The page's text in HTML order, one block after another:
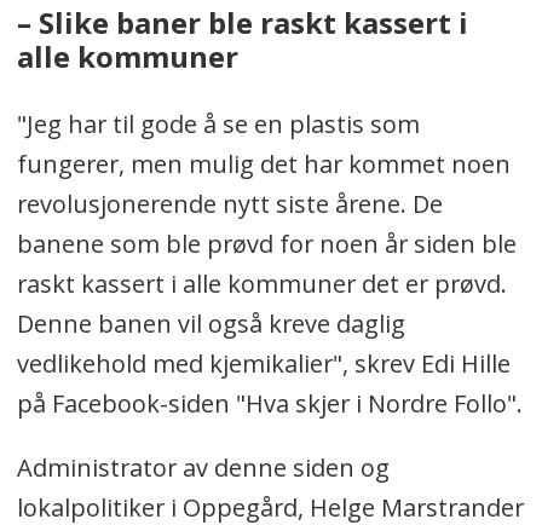
Kolbotn sentrum lørdag 2. mars.
Skøytebanen har en plastoverflate på
200 kvadratmeter, som består av
mindre plater som er montert
sammen som et puslespill.
Må behandles daglig med
smøremiddel.
Levert av Unisport Scandinavia AS.
Budsjettet for prosjektet er på
680.000 kroner, som inkluderer
skøytebanen, trærne rundt og
belysningen, samt montering.
– Slike baner ble raskt kassert i
alle kommuner
"Jeg har til gode å se en plastis som
fungerer, men mulig det har kommet noen
revolusjonerende nytt siste årene. De
banene som ble prøvd for noen år siden ble
raskt kassert i alle kommuner det er prøvd.
Denne banen vil også kreve daglig
vedlikehold med kjemikalier", skrev Edi Hille
på Facebook-siden "Hva skjer i Nordre Follo".
Administrator av denne siden og
lokalpolitiker i Oppegård, Helge Marstrander